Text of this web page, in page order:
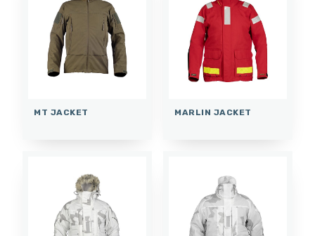
MT JACKET MARLIN JACKET